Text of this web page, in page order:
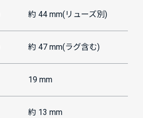
約 44 mm(リューズ別)
約 47 mm(ラグ含む)
19 mm
約 13 mm